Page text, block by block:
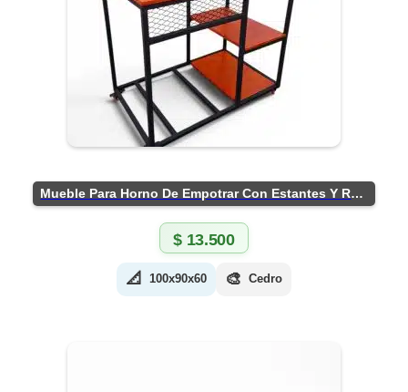
Mueble Para Horno De Empotrar Con Estantes Y Ruedas
$13.500
📐 100x90x60 🎨 Cedro